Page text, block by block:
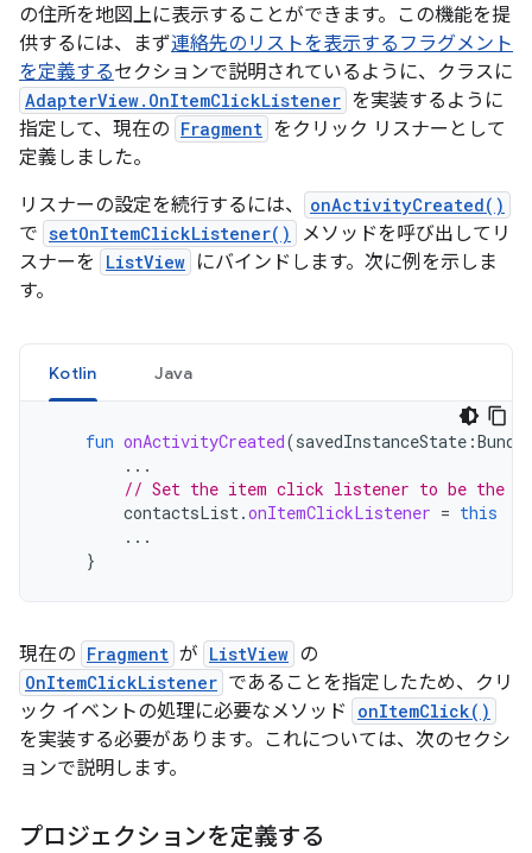
の住所を地図上に表示することができます。この機能を提
供するには、まず連絡先のリストを表示するフラグメント
を定義するセクションで説明されているように、クラスに
AdapterView.OnItemClickListener を実装するように
指定して、現在の Fragment をクリック リスナーとして
定義しました。
リスナーの設定を続行するには、
onActivityCreated()
で setOnItemClickListener()
メソッドを呼び出してリ
スナーを
ListView にバインドします。次に例を示しま
す。
Kotlin Java
fun onActivityCreated(savedInstanceState :
...
// Set the item click listener to be the
contactsList.onItemClickListener = this
...
}
現在の Fragment が ListView の
OnItemClickListener であることを指定したため、クリ
ック イベントの処理に必要なメソッド
onItemClick()
を実装する必要があります。これについては、次のセクシ
ョンで説明します。
プロジェクションを定義する